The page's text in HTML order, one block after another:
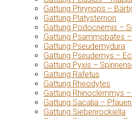
Gattung Phrynops –
Gattung Platysternon
Gattung Podocnemis –
Gattung Psammobates
Gattung Pseudemydura
Gattung Pseudemys –
Gattung Pyxis –
Gattung Rafetus
Gattung Rheodytes
Gattung Rhinoclemmys
Gattung Sacalia –
Gattung Siebenrockiella